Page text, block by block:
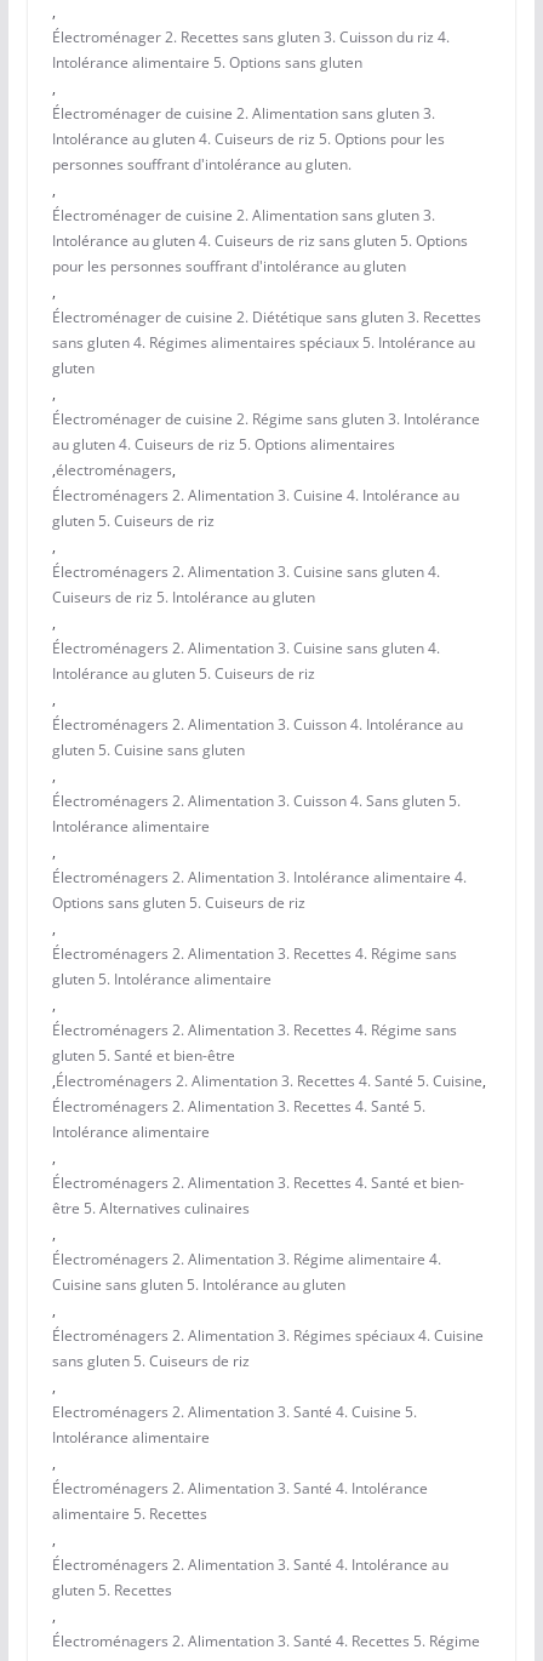
,
Électroménager 2. Recettes sans gluten 3. Cuisson du riz 4.
Intolérance alimentaire 5. Options sans gluten
,
Électroménager de cuisine 2. Alimentation sans gluten 3.
Intolérance au gluten 4. Cuiseurs de riz 5. Options pour les
personnes souffrant d'intolérance au gluten.
,
Électroménager de cuisine 2. Alimentation sans gluten 3.
Intolérance au gluten 4. Cuiseurs de riz sans gluten 5. Options
pour les personnes souffrant d'intolérance au gluten
,
Électroménager de cuisine 2. Diététique sans gluten 3. Recettes
sans gluten 4. Régimes alimentaires spéciaux 5. Intolérance au
gluten
,
Électroménager de cuisine 2. Régime sans gluten 3. Intolérance
au gluten 4. Cuiseurs de riz 5. Options alimentaires
,électroménagers,
Électroménagers 2. Alimentation 3. Cuisine 4. Intolérance au
gluten 5. Cuiseurs de riz
,
Électroménagers 2. Alimentation 3. Cuisine sans gluten 4.
Cuiseurs de riz 5. Intolérance au gluten
,
Électroménagers 2. Alimentation 3. Cuisine sans gluten 4.
Intolérance au gluten 5. Cuiseurs de riz
,
Électroménagers 2. Alimentation 3. Cuisson 4. Intolérance au
gluten 5. Cuisine sans gluten
,
Électroménagers 2. Alimentation 3. Cuisson 4. Sans gluten 5.
Intolérance alimentaire
,
Électroménagers 2. Alimentation 3. Intolérance alimentaire 4.
Options sans gluten 5. Cuiseurs de riz
,
Électroménagers 2. Alimentation 3. Recettes 4. Régime sans
gluten 5. Intolérance alimentaire
,
Électroménagers 2. Alimentation 3. Recettes 4. Régime sans
gluten 5. Santé et bien-être
,Électroménagers 2. Alimentation 3. Recettes 4. Santé 5. Cuisine,
Électroménagers 2. Alimentation 3. Recettes 4. Santé 5.
Intolérance alimentaire
,
Électroménagers 2. Alimentation 3. Recettes 4. Santé et bien-
être 5. Alternatives culinaires
,
Électroménagers 2. Alimentation 3. Régime alimentaire 4.
Cuisine sans gluten 5. Intolérance au gluten
,
Électroménagers 2. Alimentation 3. Régimes spéciaux 4. Cuisine
sans gluten 5. Cuiseurs de riz
,
Electroménagers 2. Alimentation 3. Santé 4. Cuisine 5.
Intolérance alimentaire
,
Électroménagers 2. Alimentation 3. Santé 4. Intolérance
alimentaire 5. Recettes
,
Électroménagers 2. Alimentation 3. Santé 4. Intolérance au
gluten 5. Recettes
,
Électroménagers 2. Alimentation 3. Santé 4. Recettes 5. Régime